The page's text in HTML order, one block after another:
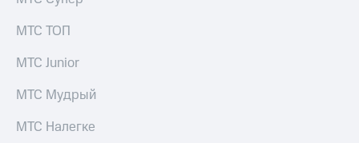
МТС ТОП
МТС Junior
МТС Мудрый
МТС Налегке